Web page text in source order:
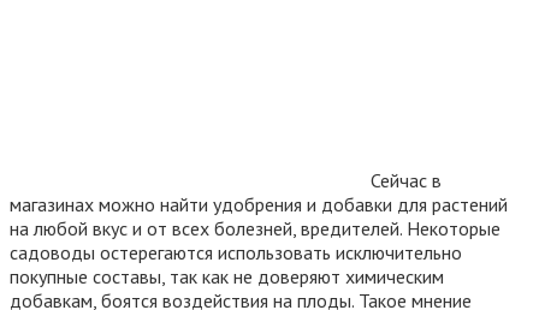
Сейчас в
магазинах можно найти удобрения и добавки для растений
на любой вкус и от всех болезней, вредителей. Некоторые
садоводы остерегаются использовать исключительно
покупные составы, так как не доверяют химическим
добавкам, боятся воздействия на плоды. Такое мнение